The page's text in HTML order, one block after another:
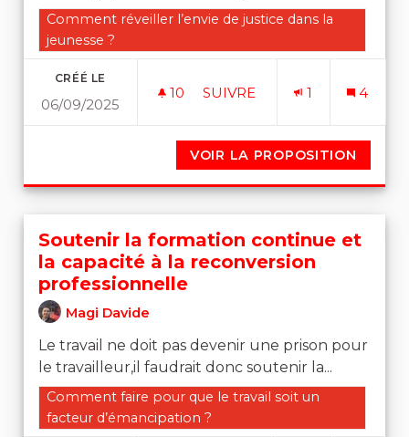
Filtrer les résultats de la catégorie : Comment réveiller
Comment réveiller l’envie de justice dans la
jeunesse ?
CRÉÉ LE
06/09/2025
10 10 ABONNÉS
SUIVRE 1 4
VOIR LA PROPOSITION
Soutenir la formation continue et
la capacité à la reconversion
professionnelle
Magi Davide
Le travail ne doit pas devenir une prison pour
le travailleur,il faudrait donc soutenir la...
Filtrer les résultats de la catégorie : Comment faire
Comment faire pour que le travail soit un
facteur d’émancipation ?